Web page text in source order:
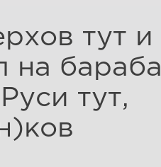
тут и
на
тут,